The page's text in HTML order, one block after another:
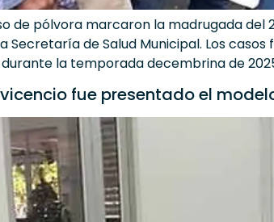
de pólvora marcaron la madrugada
de Salud Municipal. Los
la temporada decembrina de
fue presentado el